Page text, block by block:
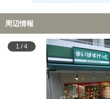
周辺情報
1 /4